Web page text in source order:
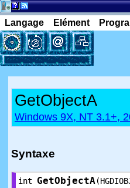
Langage
Elément
GetObjectA
Windows 9X, NT 3.1+,
Syntaxe
int GetObjectA